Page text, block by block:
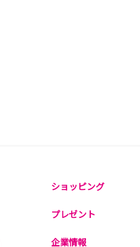
ショッピング
プレゼント
企業情報